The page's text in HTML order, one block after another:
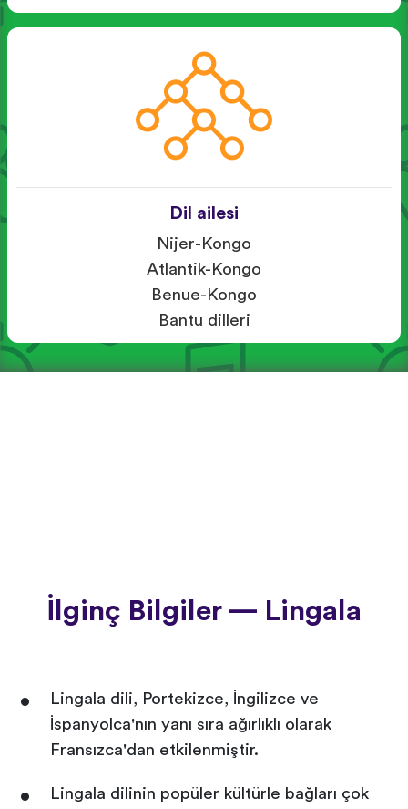
Dil ailesi
Nijer-Kongo
Atlantik-Kongo
Benue-Kongo
Bantu dilleri
İlginç Bilgiler — Lingala
Lingala dili, Portekizce, İngilizce ve
İspanyolca'nın yanı sıra ağırlıklı olarak
Fransızca'dan etkilenmiştir.
Lingala dilinin popüler kültürle bağları çok